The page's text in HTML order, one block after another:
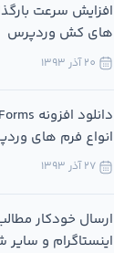
افزایش سرعت
های کش وردپرس
انواع فرم های
ارسال خودکار
اینستاگرام و